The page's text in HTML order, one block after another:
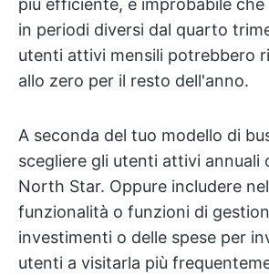
più efficiente, è improbabile
in periodi diversi dal quarto
utenti attivi mensili potrebbero
allo zero per il resto dell'anno.
A seconda del tuo modello di
scegliere gli utenti attivi annuali
North Star. Oppure includere
funzionalità o funzioni di
investimenti o delle spese per
utenti a visitarla più